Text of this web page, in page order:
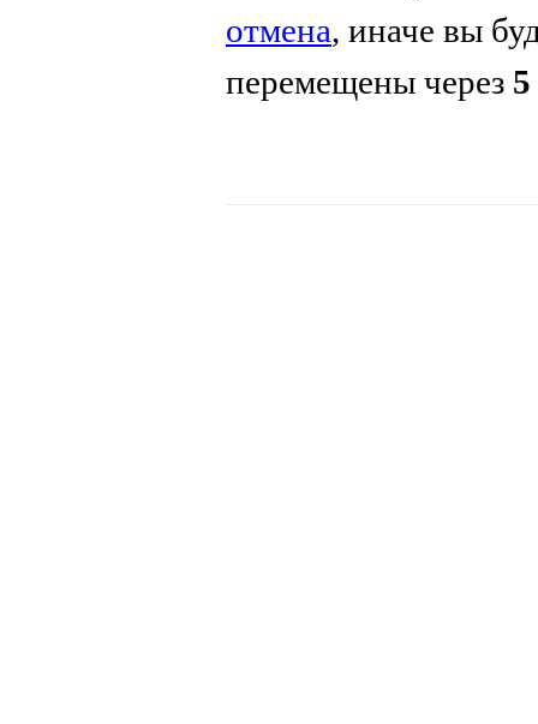
отмена, иначе вы
перемещены через